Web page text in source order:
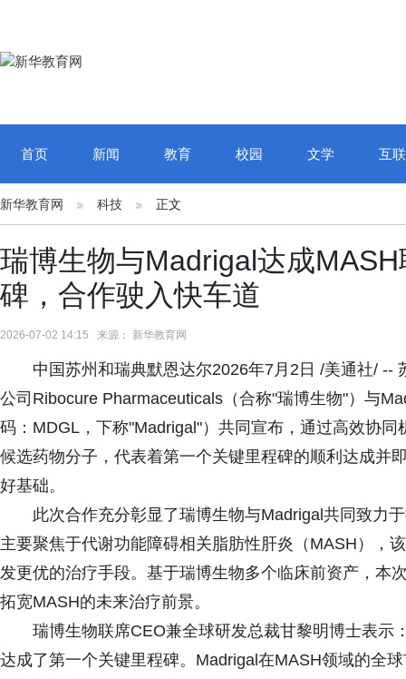
首页 新闻 教育 校园 文学 互
新华教育网 科技 正文
瑞博生物与Madrigal达成
碑，合作驶入快车道
2026-07-02 14:15 来源： 新华教育网
中国苏州和瑞典默恩达尔2026年7月2日 /美通社/ --
公司Ribocure Pharmaceuticals（合称"瑞博生物"）与
码：MDGL，下称"Madrigal"）共同宣布，通过高效协
候选药物分子，代表着第一个关键里程碑的顺利达成并
好基础。
此次合作充分彰显了瑞博生物与Madrigal共同致力
主要聚焦于代谢功能障碍相关脂肪性肝炎（MASH），
发更优的治疗手段。基于瑞博生物多个临床前资产，本
拓宽MASH的未来治疗前景。
瑞博生物联席CEO兼全球研发总裁甘黎明博士表示
达成了第一个关键里程碑。Madrigal在MASH领域的全